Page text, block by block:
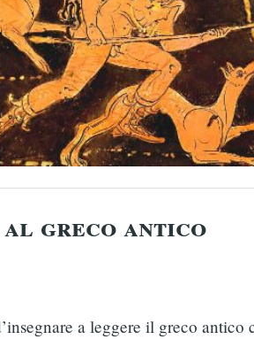
greco antico
a leggere il greco